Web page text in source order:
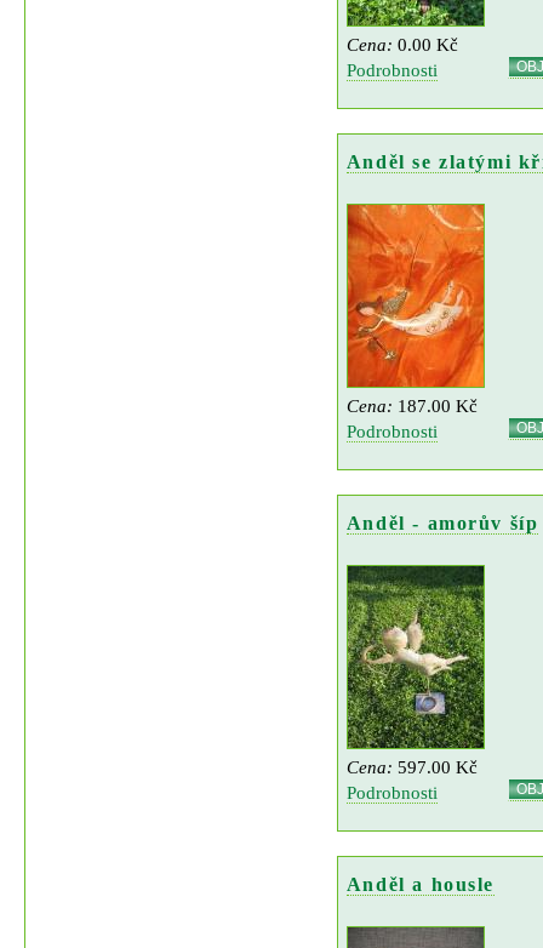
Cena: 0.00 Kč
Podrobnosti
Anděl se zlatými
Cena: 187.00 Kč
Podrobnosti
Anděl - amorův šíp
Cena: 597.00 Kč
Podrobnosti
Anděl a housle